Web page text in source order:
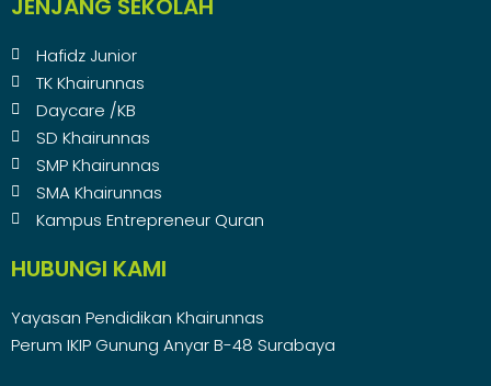
Hafidz Junior
TK Khairunnas
Daycare /KB
SD Khairunnas
SMP Khairunnas
SMA Khairunnas
Kampus Entrepreneur Quran
HUBUNGI KAMI
Yayasan Pendidikan Khairunnas
Perum IKIP Gunung Anyar B-48 Surabaya